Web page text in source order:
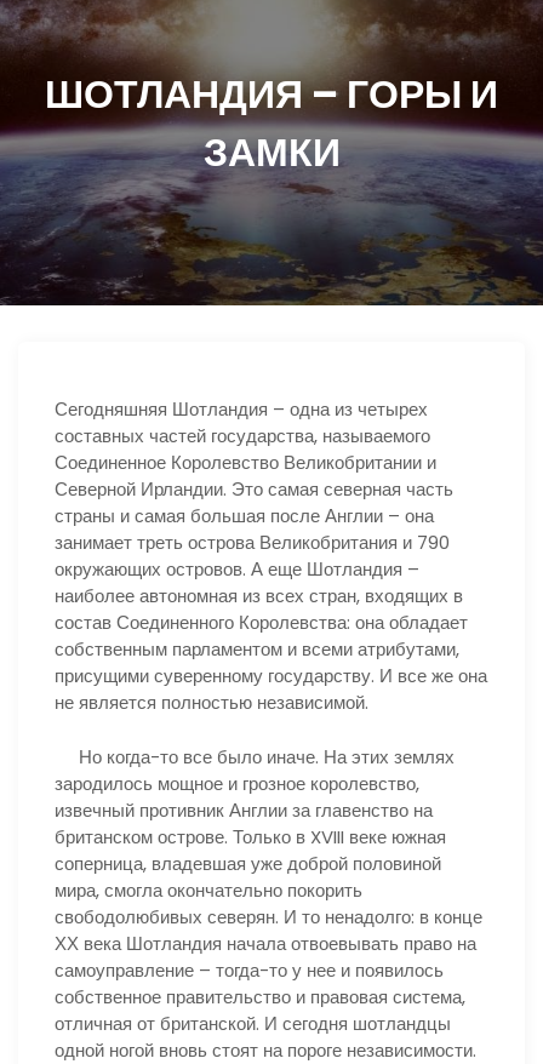
ШОТЛАНДИЯ – ГОРЫ И
ЗАМКИ
Сегодняшняя Шотландия – одна из четырех
составных частей государства, называемого
Соединенное Королевство Великобритании и
Северной Ирландии. Это самая северная часть
страны и самая большая после Англии – она
занимает треть острова Великобритания и 790
окружающих островов. А еще Шотландия –
наиболее автономная из всех стран, входящих в
состав Соединенного Королевства: она обладает
собственным парламентом и всеми атрибутами,
присущими суверенному государству. И все же она
не является полностью независимой.
Но когда-то все было иначе. На этих землях
зародилось мощное и грозное королевство,
извечный противник Англии за главенство на
британском острове. Только в XVIII веке южная
соперница, владевшая уже доброй половиной
мира, смогла окончательно покорить
свободолюбивых северян. И то ненадолго: в конце
ХХ века Шотландия начала отвоевывать право на
самоуправление – тогда-то у нее и появилось
собственное правительство и правовая система,
отличная от британской. И сегодня шотландцы
одной ногой вновь стоят на пороге независимости.